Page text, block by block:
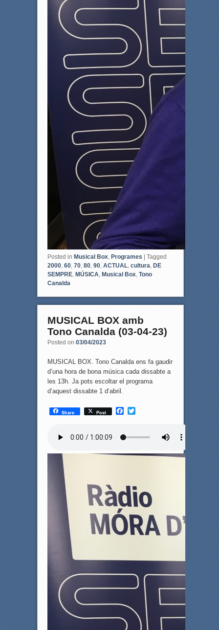
Posted in Musical Box, Programes | Tagged
2000, 60, 70, 80, 90, ACTUAL, cultura DE
SEMPRE, MÚSICA Musical Box, Tono
Canalda
MUSICAL BOX amb
Tono Canalda (03-04-23)
Posted on 03/04/2023
MUSICAL BOX. Tono Canalda ens fa gaudir
d’una hora de bona música cada dissabte a
les 13h. Ja pots escoltar el programa
d’aquest dissabte 1 d‘abril.
Share Post
F
e
b
o
T
r